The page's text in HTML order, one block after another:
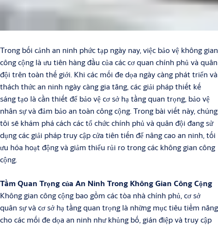
Trong bối cảnh an ninh phức tạp ngày nay, việc bảo vệ không gian
công cộng là ưu tiên hàng đầu của các cơ quan chính phủ và quân
đội trên toàn thế giới. Khi các mối đe dọa ngày càng phát triển và
thách thức an ninh ngày càng gia tăng, các giải pháp thiết kế
sáng tạo là cần thiết để bảo vệ cơ sở hạ tầng quan trọng, bảo vệ
nhân sự và đảm bảo an toàn công cộng. Trong bài viết này, chúng
tôi sẽ khám phá cách các tổ chức chính phủ và quân đội đang sử
dụng các giải pháp truy cập cửa tiên tiến để nâng cao an ninh, tối
ưu hóa hoạt động và giảm thiểu rủi ro trong các không gian công
cộng.
Tầm Quan Trọng của An Ninh Trong Không Gian Công Cộng
Không gian công cộng bao gồm các tòa nhà chính phủ, cơ sở
quân sự và cơ sở hạ tầng quan trọng là những mục tiêu tiềm năng
cho các mối đe dọa an ninh như khủng bố, gián điệp và truy cập